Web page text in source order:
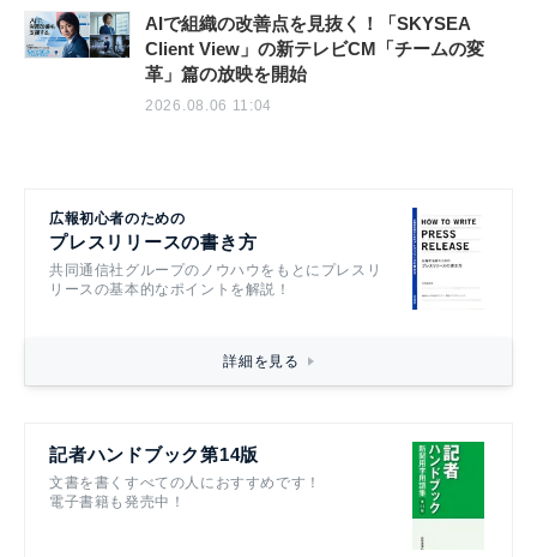
AIで組織の改善点を見抜く！「SKYSEA
Client View」の新テレビCM「チームの変
革」篇の放映を開始
2026.08.06 11:04
広報初心者のための
プレスリリースの書き方
共同通信社グループのノウハウをもとにプレスリ
リースの基本的なポイントを解説！
詳細を見る
記者ハンドブック第14版
文書を書くすべての人におすすめです！
電子書籍も発売中！